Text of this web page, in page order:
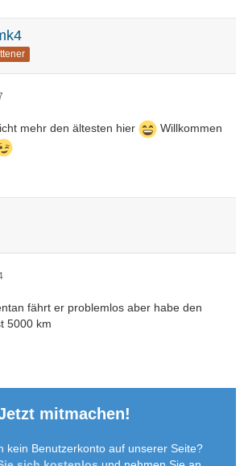
mehr den ältesten hier
Willkommen
fährt er problemlos aber habe den
5000 km
mitmachen!
kein Benutzerkonto auf unserer Seite?